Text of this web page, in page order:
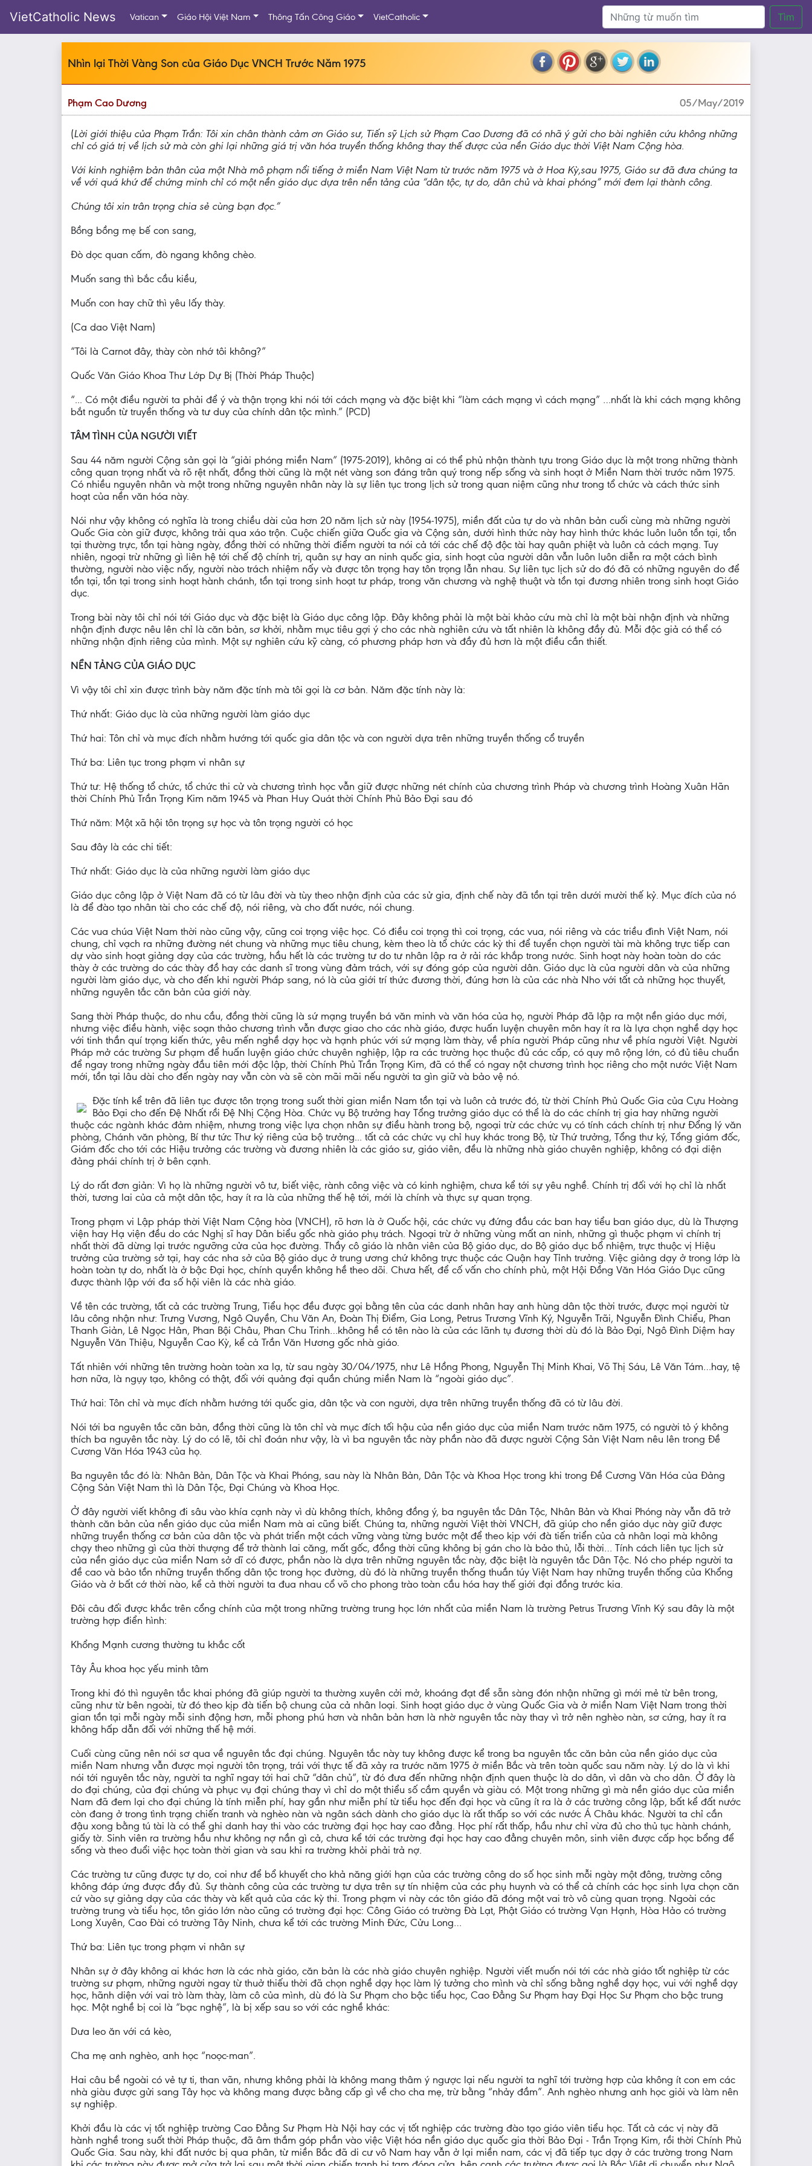
VietCatholic News Vatican Giáo Hội Việt Nam Thông Tấn Công Giáo VietCatholic Tìm
Nhìn lại Thời Vàng Son của Giáo Dục VNCH Trước Năm 1975
Phạm Cao Dương 05/May/2019
(Lời giới thiệu của Phạm Trần: Tôi xin chân thành cảm ơn Giáo sư, Tiến sỹ Lịch sử Phạm Cao Dương đã có nhã ý gửi cho bài nghiên cứu không những
chỉ có giá trị về lịch sử mà còn ghi lại những giá trị văn hóa truyền thống không thay thế được của nền Giáo dục thời Việt Nam Cộng hòa.
Với kinh nghiệm bản thân của một Nhà mô phạm nổi tiếng ở miền Nam Việt Nam từ trước năm 1975 và ở Hoa Kỳ,sau 1975, Giáo sư đã đưa chúng ta
về với quá khứ để chứng minh chỉ có một nền giáo dục dựa trên nền tảng của “dân tộc, tự do, dân chủ và khai phóng” mới đem lại thành công.
Chúng tôi xin trân trọng chia sẻ cùng bạn đọc.”
Bồng bồng mẹ bế con sang,
Đò dọc quan cấm, đò ngang không chèo.
Muốn sang thì bắc cầu kiều,
Muốn con hay chữ thì yêu lấy thày.
(Ca dao Việt Nam)
“Tôi là Carnot đây, thày còn nhớ tôi không?”
Quốc Văn Giáo Khoa Thư Lớp Dự Bị (Thời Pháp Thuộc)
“... Có một điều người ta phải để ý và thận trọng khi nói tới cách mạng và đặc biệt khi “làm cách mạng vì cách mạng” …nhất là khi cách mạng không
bắt nguồn từ truyền thống và tư duy của chính dân tộc mình.” (PCD)
TÂM TÌNH CỦA NGƯỜI VIẾT
Sau 44 năm người Cộng sản gọi là “giải phóng miền Nam” (1975-2019), không ai có thể phủ nhận thành tựu trong Giáo dục là một trong những thành
công quan trọng nhất và rõ rệt nhất, đồng thời cũng là một nét vàng son đáng trân quý trong nếp sống và sinh hoạt ở Miền Nam thời trước năm 1975.
Có nhiều nguyên nhân và một trong những nguyên nhân này là sự liên tục trong lịch sử trong quan niệm cũng như trong tổ chức và cách thức sinh
hoạt của nền văn hóa này.
Nói như vậy không có nghĩa là trong chiều dài của hơn 20 năm lịch sử này (1954-1975), miền đất của tự do và nhân bản cuối cùng mà những người
Quốc Gia còn giữ được, không trải qua xáo trộn. Cuộc chiến giữa Quốc gia và Cộng sản, dưới hình thức này hay hình thức khác luôn luôn tồn tại, tồn
tại thường trực, tồn tại hàng ngày, đồng thời có những thời điểm người ta nói cả tới các chế độ độc tài hay quân phiệt và luôn cả cách mạng. Tuy
nhiên, ngoại trừ những gì liên hệ tới chế độ chính trị, quân sự hay an ninh quốc gia, sinh hoạt của người dân vẫn luôn luôn diễn ra một cách bình
thường, người nào việc nấy, người nào trách nhiệm nấy và được tôn trọng hay tôn trọng lẫn nhau. Sự liên tục lịch sử do đó đã có những nguyên do để
tồn tại, tồn tại trong sinh hoạt hành chánh, tồn tại trong sinh hoạt tư pháp, trong văn chương và nghệ thuật và tồn tại đương nhiên trong sinh hoạt Giáo
dục.
Trong bài này tôi chỉ nói tới Giáo dục và đặc biệt là Giáo dục công lập. Đây không phải là một bài khảo cứu mà chỉ là một bài nhận định và những
nhận định được nêu lên chỉ là căn bản, sơ khởi, nhằm mục tiêu gợi ý cho các nhà nghiên cứu và tất nhiên là không đầy đủ. Mỗi độc giả có thể có
những nhận định riêng của mình. Một sự nghiên cứu kỹ càng, có phương pháp hơn và đầy đủ hơn là một điều cần thiết.
NỀN TẢNG CỦA GIÁO DỤC
Vì vậy tôi chỉ xin được trình bày năm đặc tính mà tôi gọi là cơ bản. Năm đặc tính này là:
Thứ nhất: Giáo dục là của những người làm giáo dục
Thứ hai: Tôn chỉ và mục đích nhằm hướng tới quốc gia dân tộc và con người dựa trên những truyền thống cổ truyền
Thứ ba: Liên tục trong phạm vi nhân sự
Thứ tư: Hệ thống tổ chức, tổ chức thi cử và chương trình học vẫn giữ được những nét chính của chương trình Pháp và chương trình Hoàng Xuân Hãn
thời Chính Phủ Trần Trọng Kim năm 1945 và Phan Huy Quát thời Chính Phủ Bảo Đại sau đó
Thứ năm: Một xã hội tôn trọng sự học và tôn trọng người có học
Sau đây là các chi tiết:
Thứ nhất: Giáo dục là của những người làm giáo dục
Giáo dục công lập ở Việt Nam đã có từ lâu đời và tùy theo nhận định của các sử gia, định chế này đã tồn tại trên dưới mười thế kỷ. Mục đích của nó
là để đào tạo nhân tài cho các chế độ, nói riêng, và cho đất nước, nói chung.
Các vua chúa Việt Nam thời nào cũng vậy, cũng coi trọng việc học. Có điều coi trọng thì coi trọng, các vua, nói riêng và các triều đình Việt Nam, nói
chung, chỉ vạch ra những đường nét chung và những mục tiêu chung, kèm theo là tổ chức các kỳ thi để tuyển chọn người tài mà không trực tiếp can
dự vào sinh hoạt giảng dạy của các trường, hầu hết là các trường tư do tư nhân lập ra ở rải rác khắp trong nước. Sinh hoạt này hoàn toàn do các
thày ở các trường do các thày đồ hay các danh sĩ trong vùng đảm trách, với sự đóng góp của người dân. Giáo dục là của người dân và của những
người làm giáo dục, và cho đến khi người Pháp sang, nó là của giới trí thức đương thời, đúng hơn là của các nhà Nho với tất cả những học thuyết,
những nguyên tắc căn bản của giới này.
Sang thời Pháp thuộc, do nhu cầu, đồng thời cũng là sứ mạng truyền bá văn minh và văn hóa của họ, người Pháp đã lập ra một nền giáo dục mới,
nhưng việc điều hành, việc soạn thảo chương trình vẫn được giao cho các nhà giáo, được huấn luyện chuyên môn hay ít ra là lựa chọn nghề dạy học
với tinh thần quí trọng kiến thức, yêu mến nghề dạy học và hạnh phúc với sứ mạng làm thày, về phía người Pháp cũng như về phía người Việt. Người
Pháp mở các trường Sư phạm để huấn luyện giáo chức chuyên nghiệp, lập ra các trường học thuộc đủ các cấp, có quy mô rộng lớn, có đủ tiêu chuẩn
để ngay trong những ngày đầu tiên mới độc lập, thời Chính Phủ Trần Trọng Kim, đã có thể có ngay nột chương trình học riêng cho một nước Việt Nam
mới, tồn tại lâu dài cho đến ngày nay vẫn còn và sẽ còn mãi mãi nếu người ta gìn giữ và bảo vệ nó.
Đặc tính kể trên đã liên tục được tôn trọng trong suốt thời gian miền Nam tồn tại và luôn cả trước đó, từ thời Chính Phủ Quốc Gia của Cựu Hoàng
Bảo Đại cho đến Đệ Nhất rồi Đệ Nhị Cộng Hòa. Chức vụ Bộ trưởng hay Tổng trưởng giáo dục có thể là do các chính trị gia hay những người
thuộc các ngành khác đảm nhiệm, nhưng trong việc lựa chọn nhân sự điều hành trong bộ, ngoại trừ các chức vụ có tính cách chính trị như Đổng lý văn
phòng, Chánh văn phòng, Bí thư tức Thư ký riêng của bộ trưởng... tất cả các chức vụ chỉ huy khác trong Bộ, từ Thứ trưởng, Tổng thư ký, Tổng giám đốc,
Giám đốc cho tới các Hiệu trưởng các trường và đương nhiên là các giáo sư, giáo viên, đều là những nhà giáo chuyên nghiệp, không có đại diện
đảng phái chính trị ở bên cạnh.
Lý do rất đơn giản: Vì họ là những người vô tư, biết việc, rành công việc và có kinh nghiệm, chưa kể tới sự yêu nghề. Chính trị đối với họ chỉ là nhất
thời, tương lai của cả một dân tộc, hay ít ra là của những thế hệ tới, mới là chính và thực sự quan trọng.
Trong phạm vi Lập pháp thời Việt Nam Cộng hòa (VNCH), rõ hơn là ở Quốc hội, các chức vụ đứng đầu các ban hay tiểu ban giáo dục, dù là Thượng
viện hay Hạ viện đều do các Nghị sĩ hay Dân biểu gốc nhà giáo phụ trách. Ngoại trừ ở những vùng mất an ninh, những gì thuộc phạm vi chính trị
nhất thời đã dừng lại trước ngưỡng cửa của học đường. Thầy cô giáo là nhân viên của Bộ giáo dục, do Bộ giáo dục bổ nhiệm, trực thuộc vị Hiệu
trưởng của trường sở tại, hay các nha sở của Bộ giáo dục ở trung ương chứ không trực thuộc các Quận hay Tỉnh trưởng. Việc giảng dạy ở trong lớp là
hoàn toàn tự do, nhất là ở bậc Đại học, chính quyền không hề theo dõi. Chưa hết, để cố vấn cho chính phủ, một Hội Đồng Văn Hóa Giáo Dục cũng
được thành lập với đa số hội viên là các nhà giáo.
Về tên các trường, tất cả các trường Trung, Tiểu học đều được gọi bằng tên của các danh nhân hay anh hùng dân tộc thời trước, được mọi người từ
lâu công nhận như: Trưng Vương, Ngô Quyền, Chu Văn An, Đoàn Thị Điểm, Gia Long, Petrus Trương Vĩnh Ký, Nguyễn Trãi, Nguyễn Đình Chiểu, Phan
Thanh Giản, Lê Ngọc Hân, Phan Bội Châu, Phan Chu Trinh…không hề có tên nào là của các lãnh tụ đương thời dù đó là Bảo Đại, Ngô Đình Diệm hay
Nguyễn Văn Thiệu, Nguyễn Cao Kỳ, kể cả Trần Văn Hương gốc nhà giáo.
Tất nhiên với những tên trường hoàn toàn xa lạ, từ sau ngày 30/04/1975, như Lê Hồng Phong, Nguyễn Thị Minh Khai, Võ Thị Sáu, Lê Văn Tám…hay, tệ
hơn nữa, là ngụy tạo, không có thật, đối với quảng đại quần chúng miền Nam là “ngoài giáo dục”.
Thứ hai: Tôn chỉ và mục đích nhằm hướng tới quốc gia, dân tộc và con người, dựa trên những truyền thống đã có từ lâu đời.
Nói tới ba nguyên tắc căn bản, đồng thời cũng là tôn chỉ và mục đích tối hậu của nền giáo dục của miền Nam trước năm 1975, có người tỏ ý không
thích ba nguyên tắc này. Lý do có lẽ, tôi chỉ đoán như vậy, là vì ba nguyên tắc này phần nào đã được người Cộng Sản Việt Nam nêu lên trong Đề
Cương Văn Hóa 1943 của họ.
Ba nguyên tắc đó là: Nhân Bản, Dân Tộc và Khai Phóng, sau này là Nhân Bản, Dân Tộc và Khoa Học trong khi trong Đề Cương Văn Hóa của Đảng
Cộng Sản Việt Nam thì là Dân Tộc, Đại Chúng và Khoa Học.
Ở đây người viết không đi sâu vào khía cạnh này vì dù không thích, không đồng ý, ba nguyên tắc Dân Tộc, Nhân Bản và Khai Phóng này vẫn đã trở
thành căn bản của nền giáo dục của miền Nam mà ai cũng biết. Chúng ta, những người Việt thời VNCH, đã giúp cho nền giáo dục này giữ được
những truyền thống cơ bản của dân tộc và phát triển một cách vững vàng từng bước một để theo kịp với đà tiến triển của cả nhân loại mà không
chạy theo những gì của thời thượng để trở thành lai căng, mất gốc, đồng thời cũng không bị gán cho là bảo thủ, lỗi thời… Tính cách liên tục lịch sử
của nền giáo dục của miền Nam sở dĩ có được, phần nào là dựa trên những nguyên tắc này, đặc biệt là nguyên tắc Dân Tộc. Nó cho phép người ta
đề cao và bảo tồn những truyền thống dân tộc trong học đường, dù đó là những truyền thống thuần túy Việt Nam hay những truyền thống của Khổng
Giáo và ở bất cớ thời nào, kể cả thời người ta đua nhau cổ võ cho phong trào toàn cầu hóa hay thế giới đại đồng trước kia.
Đôi câu đối được khắc trên cổng chính của một trong những trường trung học lớn nhất của miền Nam là trường Petrus Trương Vĩnh Ký sau đây là một
trường hợp điển hình:
Khổng Mạnh cương thường tu khắc cốt
Tây Âu khoa học yếu minh tâm
Trong khi đó thì nguyên tắc khai phóng đã giúp người ta thường xuyên cởi mở, khoáng đạt để sẵn sàng đón nhận những gì mới mẻ từ bên trong,
cũng như từ bên ngoài, từ đó theo kịp đà tiến bộ chung của cả nhân loại. Sinh hoạt giáo dục ở vùng Quốc Gia và ở miền Nam Việt Nam trong thời
gian tồn tại mỗi ngày mỗi sinh động hơn, mỗi phong phú hơn và nhân bản hơn là nhờ nguyên tắc này thay vì trở nên nghèo nàn, sơ cứng, hay ít ra
không hấp dẫn đối với những thế hệ mới.
Cuối cùng cũng nên nói sơ qua về nguyên tắc đại chúng. Nguyên tắc này tuy không được kể trong ba nguyên tắc căn bản của nền giáo dục của
miền Nam nhưng vẫn được mọi người tôn trọng, trái với thực tế đã xảy ra trước năm 1975 ở miền Bắc và trên toàn quốc sau năm này. Lý do là vì khi
nói tới nguyên tắc này, người ta nghĩ ngay tới hai chữ “dân chủ”, từ đó đưa đến những nhận định quen thuộc là do dân, vì dân và cho dân. Ở đây là
do đại chúng, của đại chúng và phục vụ đại chúng thay vì chỉ do một thiểu số cầm quyền và giàu có. Một trong những gì mà nền giáo dục của miền
Nam đã đem lại cho đại chúng là tính miễn phí, hay gần như miễn phí từ tiểu học đến đại học và cũng ít ra là ở các trường công lập, bất kể đất nước
còn đang ở trong tình trạng chiến tranh và nghèo nàn và ngân sách dành cho giáo dục là rất thấp so với các nước Á Châu khác. Người ta chỉ cần
đậu xong bằng tú tài là có thể ghi danh hay thi vào các trường đại học hay cao đẳng. Học phí rất thấp, hầu như chỉ vừa đủ cho thủ tục hành chánh,
giấy tờ. Sinh viên ra trường hầu như không nợ nần gì cả, chưa kể tới các trường đại học hay cao đẳng chuyên môn, sinh viên được cấp học bổng để
sống và theo đuổi việc học toàn thời gian và sau khi ra trường khỏi phải trả nợ.
Các trường tư cũng được tự do, coi như để bổ khuyết cho khả năng giới hạn của các trường công do số học sinh mỗi ngày một đông, trường công
không đáp ứng được đầy đủ. Sự thành công của các trường tư dựa trên sự tín nhiệm của các phụ huynh và có thể cả chính các học sinh lựa chọn căn
cứ vào sự giảng dạy của các thày và kết quả của các kỳ thi. Trong phạm vi này các tôn giáo đã đóng một vai trò vô cùng quan trọng. Ngoài các
trường trung và tiểu học, tôn giáo lớn nào cũng có trường đại học: Công Giáo có trường Đà Lạt, Phật Giáo có trường Vạn Hạnh, Hòa Hảo có trường
Long Xuyên, Cao Đài có trường Tây Ninh, chưa kể tới các trường Minh Đức, Cửu Long…
Thứ ba: Liên tục trong phạm vi nhân sự
Nhân sự ở đây không ai khác hơn là các nhà giáo, căn bản là các nhà giáo chuyên nghiệp. Người viết muốn nói tới các nhà giáo tốt nghiệp từ các
trường sư phạm, những người ngay từ thuở thiếu thời đã chọn nghề dạy học làm lý tưởng cho mình và chỉ sống bằng nghề dạy học, vui với nghề dạy
học, hãnh diện với vai trò làm thày, làm cô của mình, dù đó là Sư Phạm cho bậc tiểu học, Cao Đẳng Sư Phạm hay Đại Học Sư Phạm cho bậc trung
học. Một nghề bị coi là “bạc nghệ”, là bị xếp sau so với các nghề khác:
Dưa leo ăn với cá kèo,
Cha mẹ anh nghèo, anh học “noọc-man”.
Hai câu bề ngoài có vẻ tự ti, than vãn, nhưng không phải là không mang thâm ý ngược lại nếu người ta nghĩ tới trường hợp của không ít con em các
nhà giàu được gửi sang Tây học và không mang được bằng cấp gì về cho cha mẹ, trừ bằng “nhảy đầm”. Anh nghèo nhưng anh học giỏi và làm nên
sự nghiệp.
Khởi đầu là các vị tốt nghiệp trường Cao Đẳng Sư Phạm Hà Nội hay các vị tốt nghiệp các trường đào tạo giáo viên tiểu học. Tất cả các vị này đã
hành nghề trong suốt thời Pháp thuộc, đã âm thầm góp phần vào việc Việt hóa nền giáo dục quốc gia thời Bảo Đại - Trần Trọng Kim, rồi thời Chính Phủ
Quốc Gia. Sau này, khi đất nước bị qua phân, từ miền Bắc đã di cư vô Nam hay vẫn ở lại miền nam, các vị đã tiếp tục dạy ở các trường trong Nam